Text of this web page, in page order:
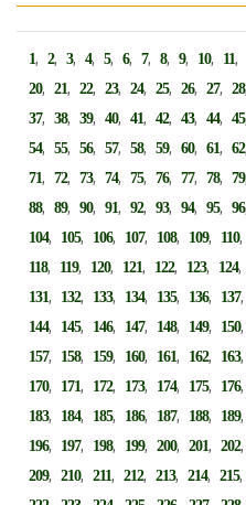
1,2,3,4,5,6,7,8,9, 10, 11,
20,21,22,23,24,25,26,27,28
37,38,39,40,41,42,43,44,45
54,55,56,57,58,59,60,61,62
71,72,73,74,75,76,77,78,79
88,89,90,91,92,93,94,95,96
104, 105, 106, 107, 108, 109, 110,
118, 119, 120, 121, 122, 123, 124,
131, 132, 133, 134, 135, 136, 137,
144, 145, 146, 147, 148, 149, 150,
157, 158, 159, 160, 161, 162, 163,
170, 171, 172, 173, 174, 175, 176,
183, 184, 185, 186, 187, 188, 189,
196, 197, 198, 199,200,201,202
209,210,211,212,213,214,215